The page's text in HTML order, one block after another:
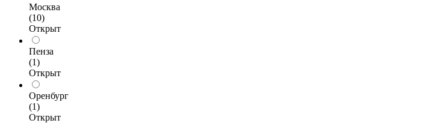
Москва
(10)
Открыт
Пенза
(1)
Открыт
Оренбург
(1)
Открыт